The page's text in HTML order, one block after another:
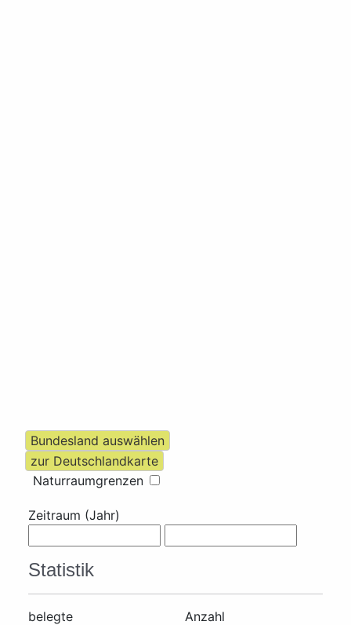
Naturraumgrenzen
Zeitraum (Jahr)
Statistik
belegte
Anzahl